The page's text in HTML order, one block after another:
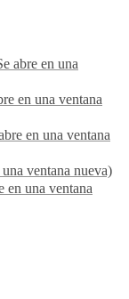
abre en una
en una ventana
en una ventana
ventana nueva)
en una ventana